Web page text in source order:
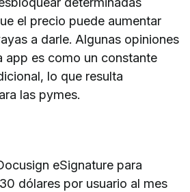
el precio puede aumentar
a darle. Algunas opiniones
app es como un constante
lo que resulta
las pymes.
eSignature para
dólares por usuario al mes